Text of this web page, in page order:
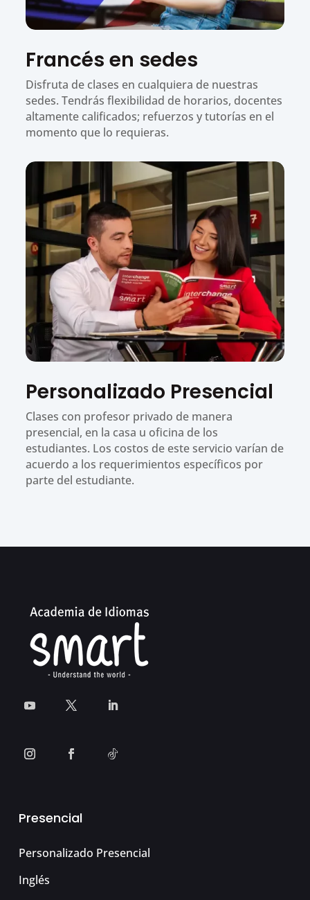
Francés en sedes
Disfruta de clases en cualquiera de nuestras
sedes. Tendrás flexibilidad de horarios, docentes
altamente calificados; refuerzos y tutorías en el
momento que lo requieras.
Personalizado Presencial
Clases con profesor privado de manera
presencial, en la casa u oficina de los
estudiantes. Los costos de este servicio varían de
acuerdo a los requerimientos específicos por
parte del estudiante.
Presencial
Personalizado Presencial
Inglés